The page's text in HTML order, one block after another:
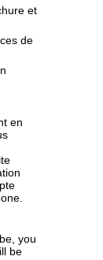
et
de
en
you
be